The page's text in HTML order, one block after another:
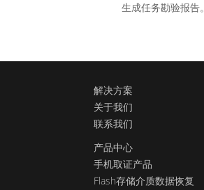
生成任务勘验报告。
解决方案
关于我们
联系我们
产品中心
手机取证产品
Flash存储介质数据恢复